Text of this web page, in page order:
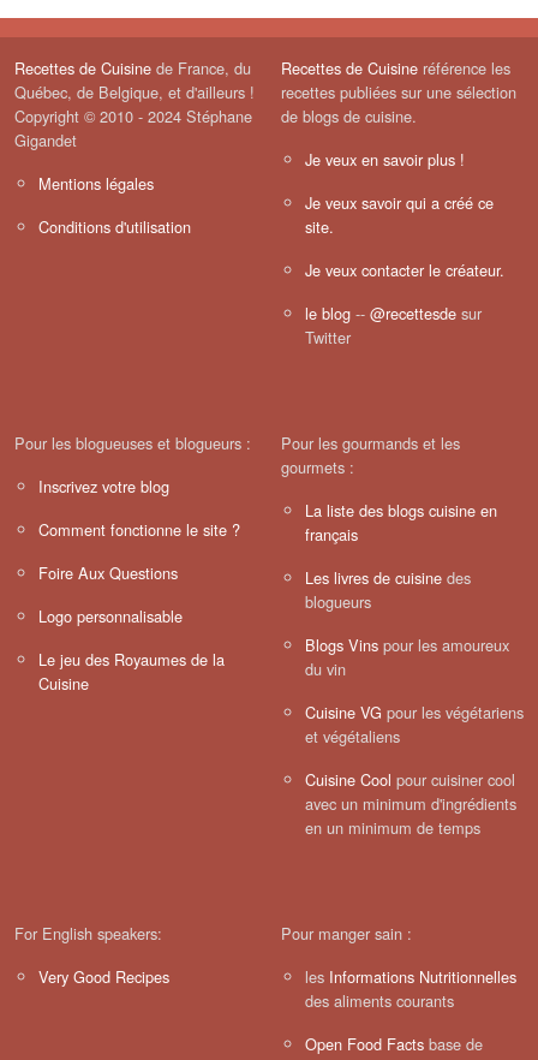
Recettes de Cuisine de France, du
Québec, de Belgique, et d'ailleurs !
Copyright © 2010 - 2024 Stéphane
Gigandet
Mentions légales
Conditions d'utilisation
Recettes de Cuisine référence les
recettes publiées sur une sélection
de blogs de cuisine.
Je veux en savoir plus !
Je veux savoir qui a créé ce
site.
Je veux contacter le créateur.
le blog -- @recettesde sur
Twitter
Pour les blogueuses et blogueurs :
Inscrivez votre blog
Comment fonctionne le site ?
Foire Aux Questions
Logo personnalisable
Le jeu des Royaumes de la
Cuisine
Pour les gourmands et les
gourmets :
La liste des blogs cuisine en
français
Les livres de cuisine des
blogueurs
Blogs Vins pour les amoureux
du vin
Cuisine VG pour les végétariens
et végétaliens
Cuisine Cool pour cuisiner cool
avec un minimum d'ingrédients
en un minimum de temps
For English speakers:
Very Good Recipes
Pour manger sain :
les Informations Nutritionnelles
des aliments courants
Open Food Facts base de